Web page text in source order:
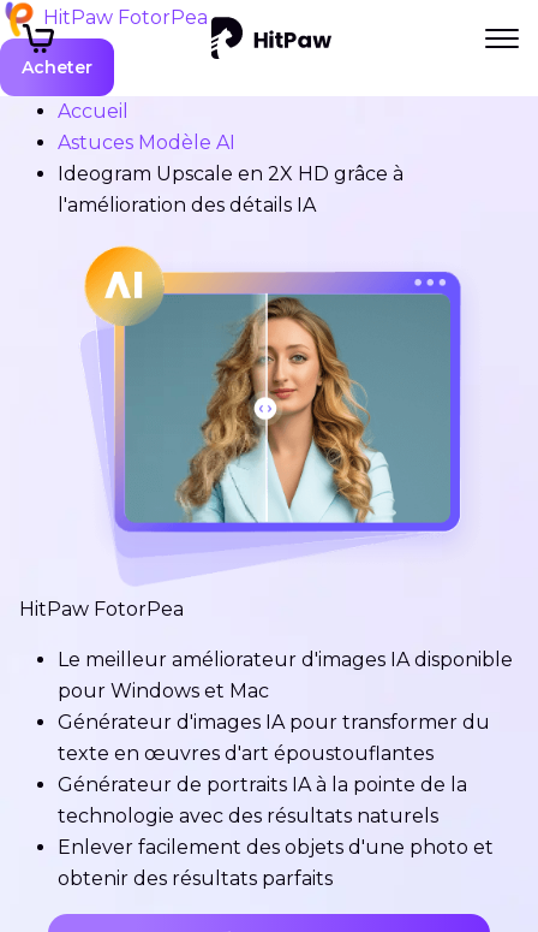
HitPaw FotorPea
Acheter
Accueil
Astuces Modèle AI
Ideogram Upscale en 2X HD grâce à
l'amélioration des détails IA
HitPaw FotorPea
Le meilleur améliorateur d'images IA disponible
pour Windows et Mac
Générateur d'images IA pour transformer du
texte en œuvres d'art époustouflantes
Générateur de portraits IA à la pointe de la
technologie avec des résultats naturels
Enlever facilement des objets d'une photo et
obtenir des résultats parfaits